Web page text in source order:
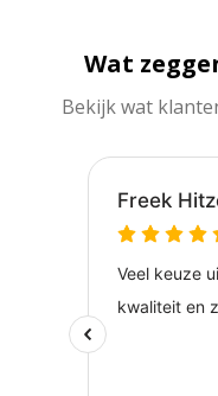
Wat
Bekijk wat